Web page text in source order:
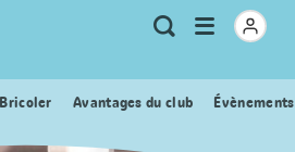
Métanavigation
RechercheOuvrir
Bricoler Avantages du club